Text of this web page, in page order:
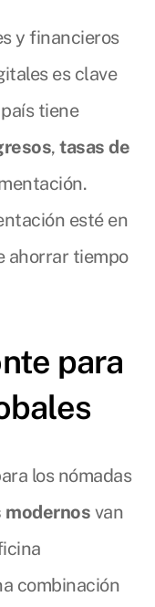
y financieros
es clave
tiene
,tasas de
esté en
ahorrar tiempo
para
los nómadas
modernos van
combinación